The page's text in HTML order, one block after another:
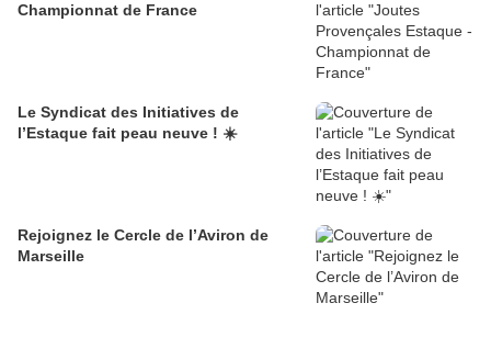
Championnat de France
Le Syndicat des Initiatives de
l’Estaque fait peau neuve ! ☀️
Rejoignez le Cercle de l’Aviron de
Marseille